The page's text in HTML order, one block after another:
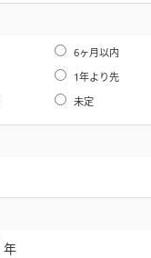
6ヶ月以内
1年より先
未定
年